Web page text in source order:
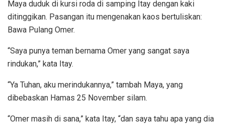
Maya duduk di kursi roda di samping Itay dengan kaki
ditinggikan. Pasangan itu mengenakan kaos bertuliskan:
Bawa Pulang Omer.
“Saya punya teman bernama Omer yang sangat saya
rindukan,” kata Itay.
“Ya Tuhan, aku merindukannya,” tambah Maya, yang
dibebaskan Hamas 25 November silam.
“Omer masih di sana,” kata Itay, “dan saya tahu apa yang dia